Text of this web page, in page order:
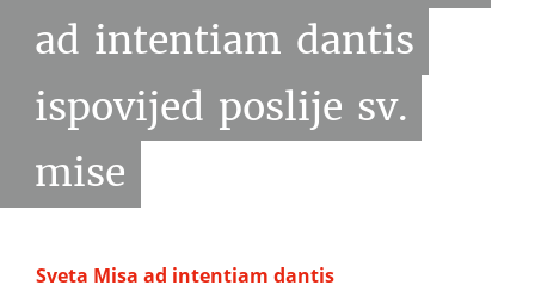
ad intentiam dantis
ispovijed poslije sv.
mise
Sveta Misa ad intentiam dantis